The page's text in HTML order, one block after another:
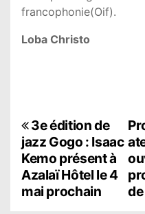
francophonie(Oif).
Loba Christo
N
a
v
3e édition de
jazz Gogo : Isaac
Kemo présent à
Azalaï Hôtel le 4
mai prochain